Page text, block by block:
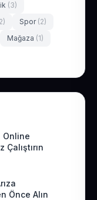
(3)
Spor (2)
Mağaza (1)
Online
Çalıştırın
Önce Alın